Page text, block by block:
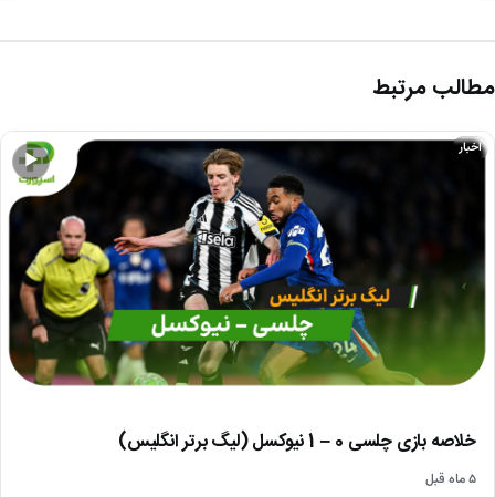
مطالب مرتبط
▶
اخبار
خلاصه بازی چلسی 0 – 1 نیوکسل (لیگ برتر انگلیس)
۵ ماه قبل